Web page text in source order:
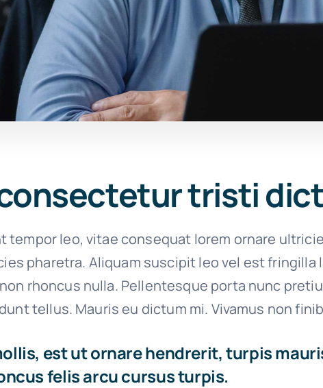
tristi
tempor leo, vitae consequat lorem ornare
pharetra. Aliquam suscipit leo vel est fringilla
rhoncus nulla. Pellentesque porta nunc
tellus. Mauris eu dictum mi. Vivamus non
est ut ornare hendrerit, turpis
felis arcu cursus turpis.